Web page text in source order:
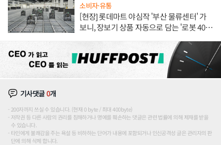
소비자·유통
[현장] 롯데마트 야심작 '부산 물류센터' 가
보니, 장보기 상품 자동으로 담는 '로봇 400
기사댓글0개
200자까지 쓰실 수 있습니다. (현재 0 byte / 최대 400byte)
저작권 등 다른 사람의 권리를 침해하거나 명예를 훼손하는 댓글은 관련 법률에 의해 제재를 받을
수 있습니다.
타인에게 불쾌감을 주는 욕설 등 비하하는 단어가 내용에 포함되거나 인신공격성 글은 관리자의 판
단에 의해 삭제 합니다.